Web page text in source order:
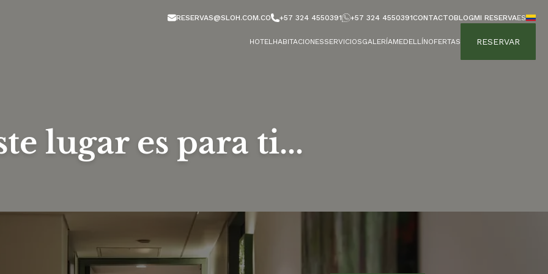
RESERVAS@SLOH.COM.CO +57 324 4550391 +57 324 4550391CONTACTOBLOGMI RESERVAES
HOTELHABITACIONESSERVICIOSGALERÍAMEDELLÍNOFERTAS RESERVAR
lugar es para ti...